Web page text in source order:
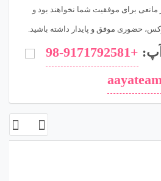
برای موفقیت شما نخواهند بود و
حضوری موفق و پایدار داشته باشید.
+98-9171792581
افغانستان